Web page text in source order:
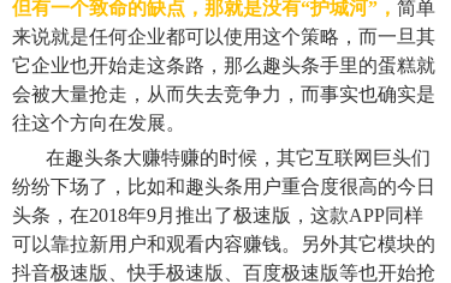
但有一个致命的缺点，那就是没有“护城河”， 简单
来说就是任何企业都可以使用这个策略，而一旦其
它企业也开始走这条路，那么趣头条手里的蛋糕就
会被大量抢走，从而失去竞争力，而事实也确实是
往这个方向在发展。
在趣头条大赚特赚的时候，其它互联网巨头们
纷纷下场了，比如和趣头条用户重合度很高的今日
头条，在2018年9月推出了极速版，这款APP同样
可以靠拉新用户和观看内容赚钱。另外其它模块的
抖音极速版、快手极速版、百度极速版等也开始抢